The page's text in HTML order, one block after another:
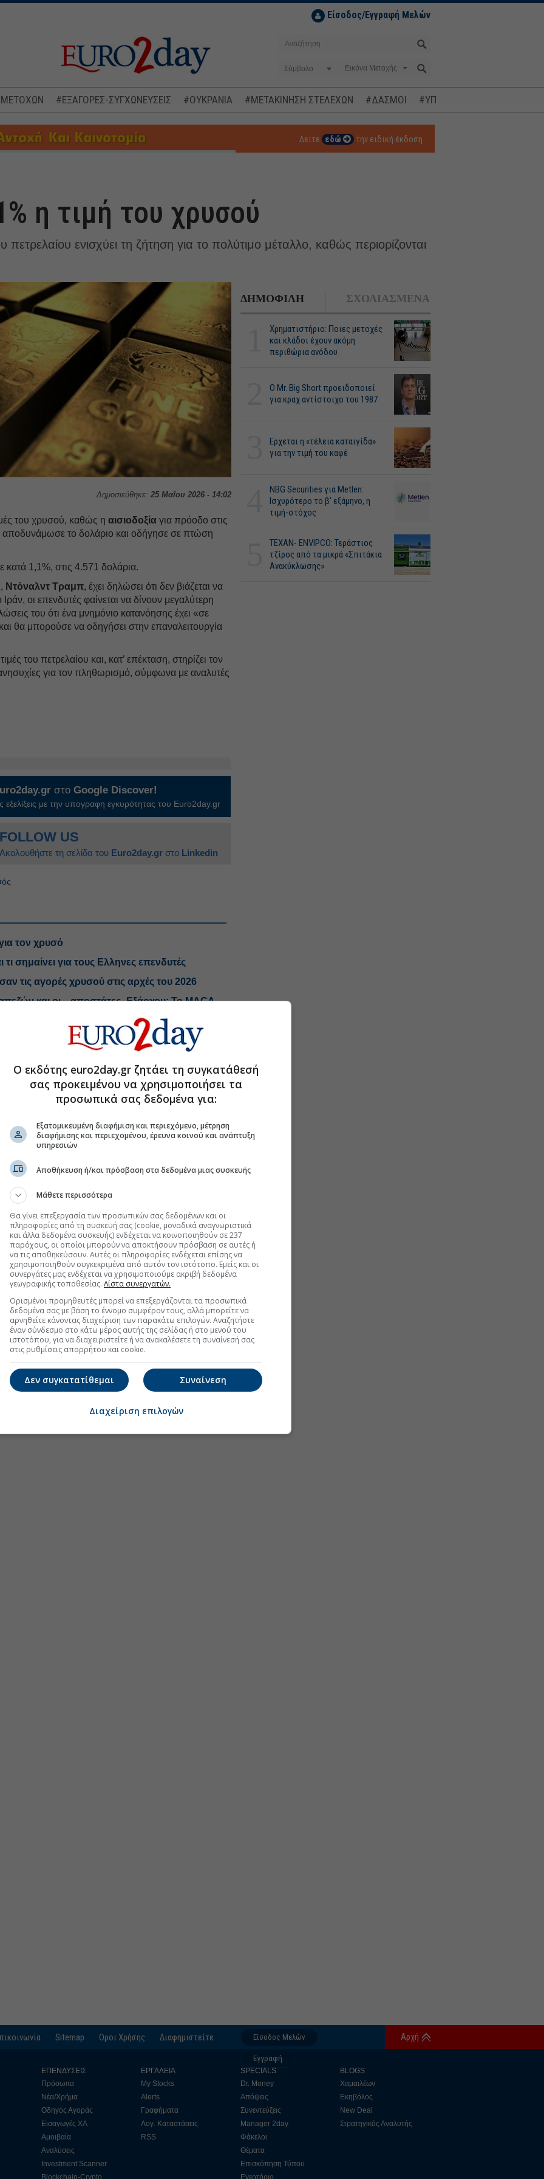
Είσοδος/Εγγραφή Μελών
Σύμβολο
ΜΕΤΟΧΩΝ #ΕΞΑΓΟΡΕΣ-ΣΥΓΧΩΝΕΥΣΕΙΣ #ΟΥΚΡΑΝΙΑ #ΜΕΤΑΚΙΝΗΣΗ ΣΤΕΛΕΧΩΝ #ΔΑΣΜΟΙ #ΥΠΟΚΛΟΠΕΣ
Δείτε εδώ την ειδική έκδοση
η τιμή του χρυσού
ενισχύει τη ζήτηση για το πολύτιμο μέταλλο, καθώς περιορίζονται
Δημοσιεύθηκε: 25 Μαΐου 2026 - 14:02
του χρυσού, καθώς ηαισιοδοξία για πρόοδο στις
αποδυνάμωσε το δολάριο και οδήγησε σε πτώση
κατά 1,1%, στις 4.571 δολάρια.
Ντόναλντ Τραμπ, έχει δηλώσει ότι δεν βιάζεται να
οι επενδυτές φαίνεται να δίνουν μεγαλύτερη
του ότι ένα μνημόνιο κατανόησης έχει «σε
θα μπορούσε να οδηγήσει στην επαναλειτουργία
τιμές του πετρελαίου και, κατ’ επέκταση, στηρίζει τον
για τον πληθωρισμό, σύμφωνα με αναλυτές
στοGoogle Discover!
εξελίξεις με την υπογραφη εγκυρότητας του Euro2day.gr
FOLLOW US
Ακολουθήστε τη σελίδα του Euro2day.gr στο Linkedin
τον χρυσό
σημαίνει για τους Ελληνες επενδυτές
τις αγορές χρυσού στις αρχές του 2026
και οι... αποστάτες -Εξάρχου: Το MAGA
OTE, ΕΛΧΑ
στο Discover
ΔΗΜΟΦΙΛΗ ΣΧΟΛΙΑΣΜΕΝΑ
Χρηματιστήριο: Ποιες μετοχές
και κλάδοι έχουν ακόμη
περιθώρια ανόδου
O Mr. Big Short προειδοποιεί
για κραχ αντίστοιχο του 1987
Ερχεται η «τέλεια καταιγίδα»
για την τιμή του καφέ
NBG Securities για Metlen:
Ισχυρότερο το β' εξάμηνο, η
τιμή-στόχος
ΤΕΧΑΝ- ENVIPCO: Τεράστιος
τζίρος από τα μικρά «Σπιτάκια
Ανακύκλωσης»
Sitemap Οροι Χρήσης Διαφημιστείτε Είσοδος Μελών
Εγγραφή
Αρχή
ΕΠΕΝΔΥΣΕΙΣ
Πρόσωπα
Νέα/Χρήμα
Οδηγός Αγοράς
Εισαγωγές ΧΑ
Αμοιβαία
Αναλύσεις
Investment Scanner
Blockchain-Crypto
ΕΡΓΑΛΕΙΑ
My Stocks
Alerts
Γραφήματα
Λογ. Καταστάσεις
RSS
SPECIALS
Dr. Money
Απόψεις
Συνεντεύξεις
Manager 2day
Φάκελοι
Θέματα
Επισκόπηση Τύπου
Εγερτήριο
BLOGS
Χαμαιλέων
Εκηβόλος
New Deal
Στρατηγικός Αναλυτής
Ο εκδότης euro2day.gr ζητάει τη συγκατάθεσή
σας προκειμένου να χρησιμοποιήσει τα
προσωπικά σας δεδομένα για:
Εξατομικευμένη διαφήμιση και περιεχόμενο, μέτρηση
διαφήμισης και περιεχομένου, έρευνα κοινού και ανάπτυξη
υπηρεσιών
Αποθήκευση ή/και πρόσβαση στα δεδομένα μιας συσκευής
Μάθετε περισσότερα
Θα γίνει επεξεργασία των προσωπικών σας δεδομένων και οι
πληροφορίες από τη συσκευή σας (cookie, μοναδικά αναγνωριστικά
και άλλα δεδομένα συσκευής) ενδέχεται να κοινοποιηθούν σε 237
παρόχους, οι οποίοι μπορούν να αποκτήσουν πρόσβαση σε αυτές ή
να τις αποθηκεύσουν. Αυτές οι πληροφορίες ενδέχεται επίσης να
χρησιμοποιηθούν συγκεκριμένα από αυτόν τον ιστότοπο. Εμείς και οι
συνεργάτες μας ενδέχεται να χρησιμοποιούμε ακριβή δεδομένα
γεωγραφικής τοποθεσίας. Λίστα συνεργατών.
Ορισμένοι προμηθευτές μπορεί να επεξεργάζονται τα προσωπικά
δεδομένα σας με βάση το έννομο συμφέρον τους, αλλά μπορείτε να
αρνηθείτε κάνοντας διαχείριση των παρακάτω επιλογών. Αναζητήστε
έναν σύνδεσμο στο κάτω μέρος αυτής της σελίδας ή στο μενού του
ιστοτόπου, για να διαχειριστείτε ή να ανακαλέσετε τη συναίνεσή σας
στις ρυθμίσεις απορρήτου και cookie.
Συναίνεση
Δεν συγκατατίθεμαι
Διαχείριση επιλογών